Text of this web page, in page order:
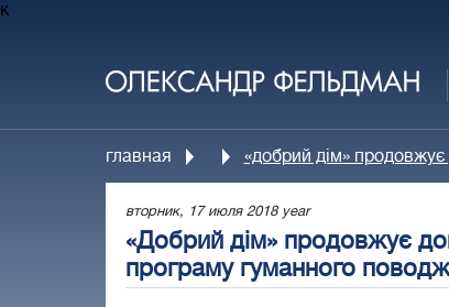
к
главная «добрий дім»
вторник, 17 июля 2018 year
«Добрий дім» продовжує
програму гуманного